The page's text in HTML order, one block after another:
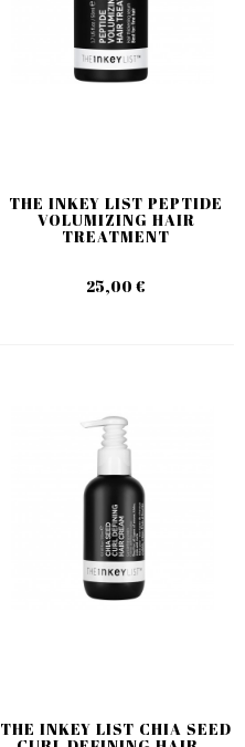
THE INKEY LIST PEPTIDE
VOLUMIZING HAIR
TREATMENT
25,00 €
THE INKEY LIST CHIA SEED